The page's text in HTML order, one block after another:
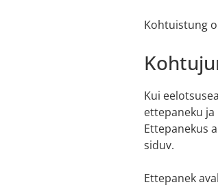
Kohtuistung
Kui
ettepaneku
Ettepanekus
siduv.
Ettepanek